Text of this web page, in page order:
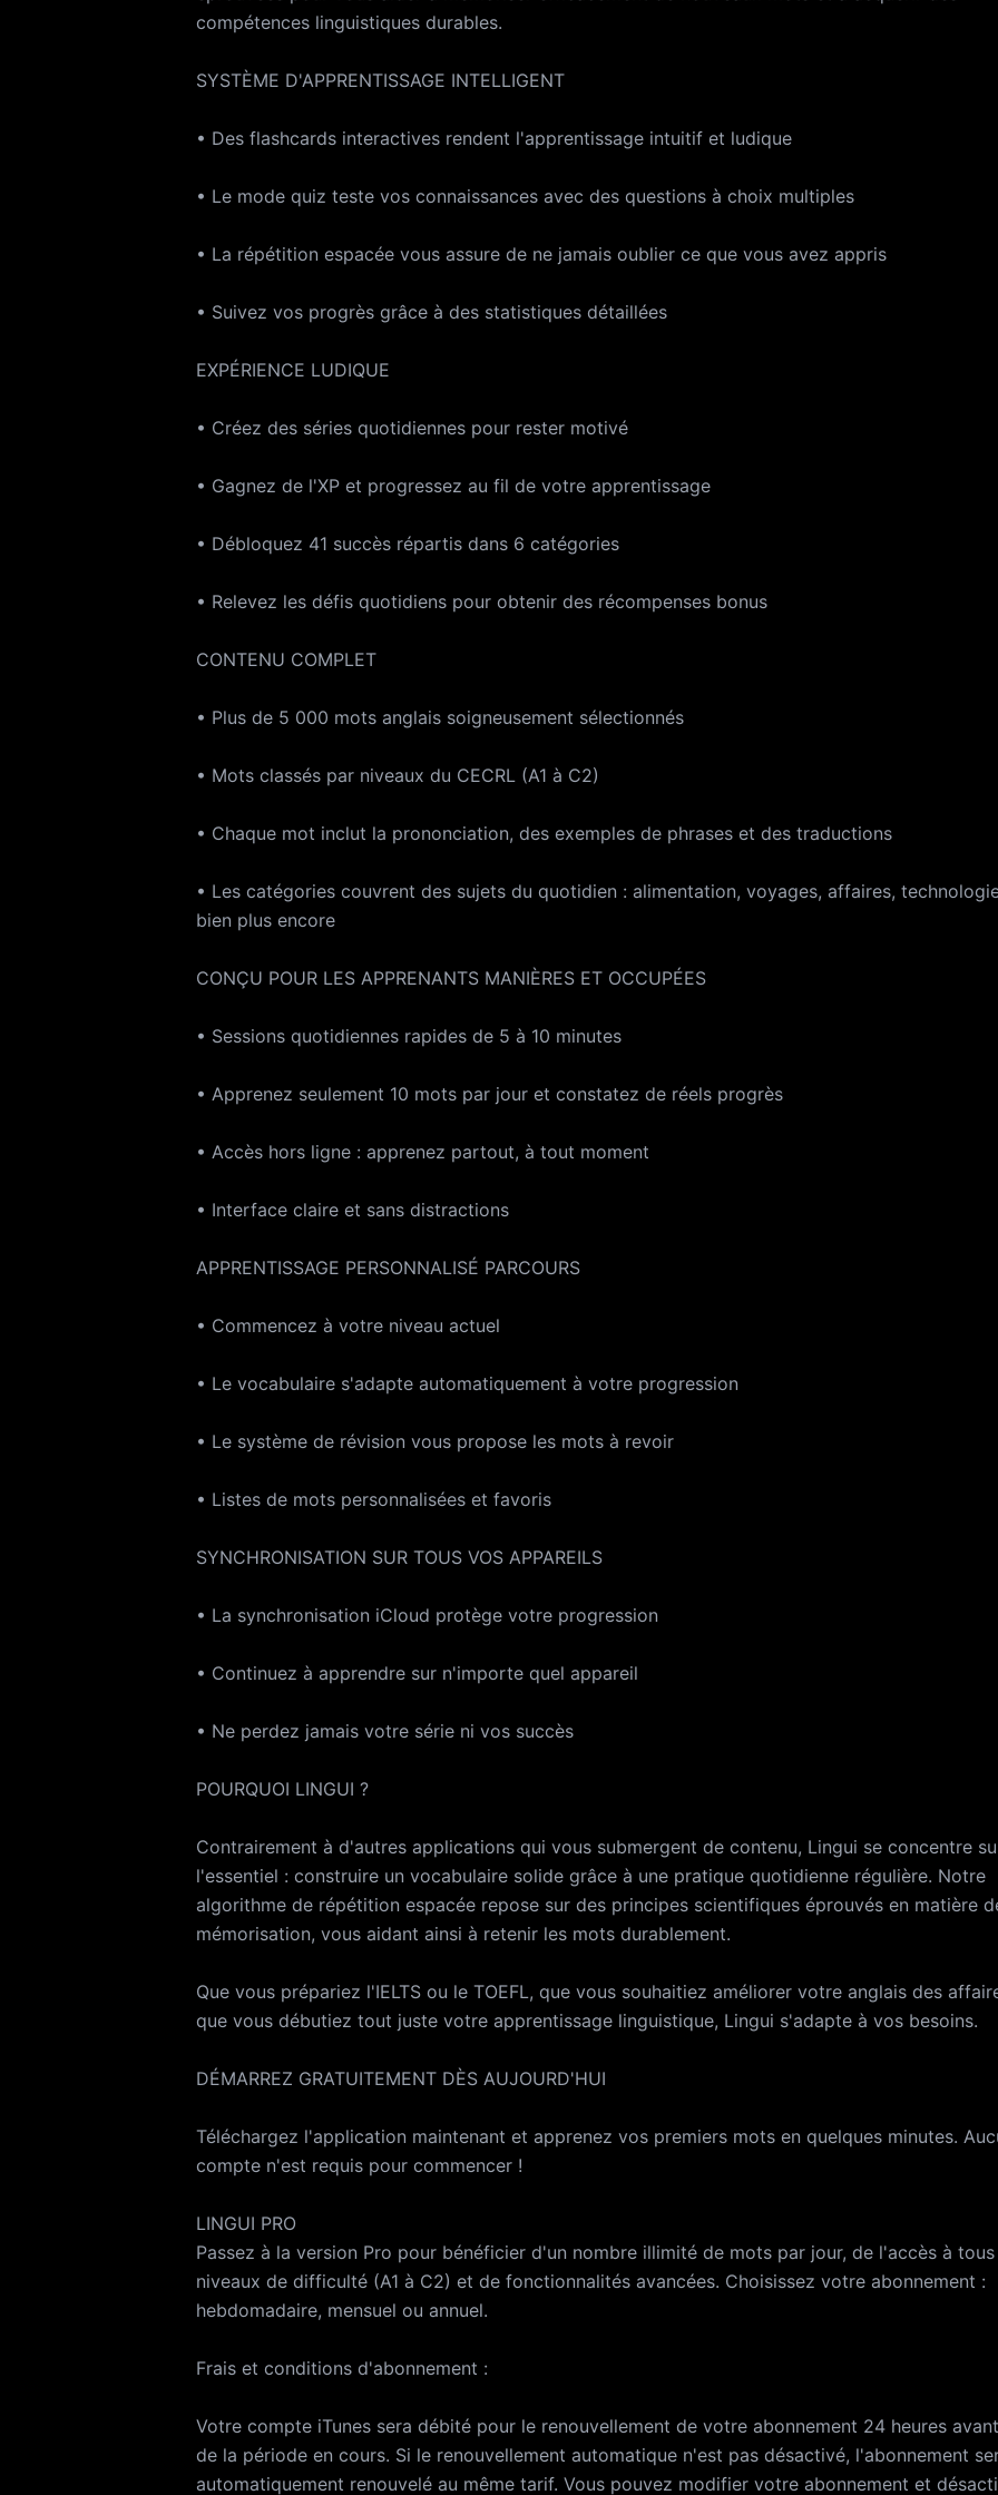
votre abonnement 24 heures avant la fin de la période en cours. Si le
automatiquement renouvelé au même tarif. Vous pouvez modifier
votre compte iTunes. Votre compte iTunes sera débité après
sera perdue lors de la souscription à un abonnement. Vous pouvez annuler
https://support.apple.com/en-us/HT202039 Conditions d'utilisation :
https://click2.app/lingui-terms-of-use Politique de confidentialité :
https://www.apple.com/legal/internet-services/itunes/dev/stdeula
compétences linguistiques durables.
SYSTÈME D'APPRENTISSAGE INTELLIGENT
• Des flashcards interactives rendent l'apprentissage intuitif et ludique
• Le mode quiz teste vos connaissances avec des questions à choix multiples
• La répétition espacée vous assure de ne jamais oublier ce que vous avez appris
• Suivez vos progrès grâce à des statistiques détaillées
EXPÉRIENCE LUDIQUE
• Créez des séries quotidiennes pour rester motivé
• Gagnez de l'XP et progressez au fil de votre apprentissage
• Débloquez 41 succès répartis dans 6 catégories
• Relevez les défis quotidiens pour obtenir des récompenses bonus
CONTENU COMPLET
• Plus de 5 000 mots anglais soigneusement sélectionnés
• Mots classés par niveaux du CECRL (A1 à C2)
• Chaque mot inclut la prononciation, des exemples de phrases et des traductions
• Les catégories couvrent des sujets du quotidien : alimentation, voyages, affaires,
bien plus encore
CONÇU POUR LES APPRENANTS MANIÈRES ET OCCUPÉES
• Sessions quotidiennes rapides de 5 à 10 minutes
• Apprenez seulement 10 mots par jour et constatez de réels progrès
• Accès hors ligne : apprenez partout, à tout moment
• Interface claire et sans distractions
APPRENTISSAGE PERSONNALISÉ PARCOURS
• Commencez à votre niveau actuel
• Le vocabulaire s'adapte automatiquement à votre progression
• Le système de révision vous propose les mots à revoir
• Listes de mots personnalisées et favoris
SYNCHRONISATION SUR TOUS VOS APPAREILS
• La synchronisation iCloud protège votre progression
• Continuez à apprendre sur n'importe quel appareil
• Ne perdez jamais votre série ni vos succès
POURQUOI LINGUI ?
Contrairement à d'autres applications qui vous submergent de contenu, Lingui se concentre
l'essentiel : construire un vocabulaire solide grâce à une pratique quotidienne régulière. Notre
algorithme de répétition espacée repose sur des principes scientifiques éprouvés en matière
mémorisation, vous aidant ainsi à retenir les mots durablement.
Que vous prépariez l'IELTS ou le TOEFL, que vous souhaitiez améliorer votre anglais des
que vous débutiez tout juste votre apprentissage linguistique, Lingui s'adapte à vos besoins.
DÉMARREZ GRATUITEMENT DÈS AUJOURD'HUI
Téléchargez l'application maintenant et apprenez vos premiers mots en quelques minutes.
compte n'est requis pour commencer !
LINGUI PRO
Passez à la version Pro pour bénéficier d'un nombre illimité de mots par jour, de l'accès à tous
niveaux de difficulté (A1 à C2) et de fonctionnalités avancées. Choisissez votre abonnement :
hebdomadaire, mensuel ou annuel.
Frais et conditions d'abonnement :
Votre compte iTunes sera débité pour le renouvellement de votre abonnement 24 heures
de la période en cours. Si le renouvellement automatique n'est pas désactivé, l'abonnement
automatiquement renouvelé au même tarif. Vous pouvez modifier votre abonnement et